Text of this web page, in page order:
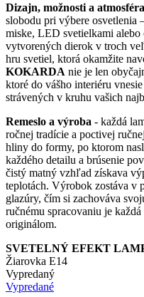
produktu.
Dizajn, možnosti a atmosféra
slobodu pri výbere osvetlenia
miske, LED svetielkami
vytvorených dierok v troch
hru svetiel, ktorá okamžite
KOKARDA nie je len
ktoré do vášho interiéru
strávených v kruhu vašich
Remeslo a výroba - každá
ročnej tradície a poctivej
hliny do formy, po ktorom
každého detailu a brúsenie
čistý matný vzhľad získava
teplotách. Výrobok zostáva v
glazúry, čím si zachováva
ručnému spracovaniu je
originálom.
SVETELNÝ EFEKT
Žiarovka E14
Vypredaný
Vypredané